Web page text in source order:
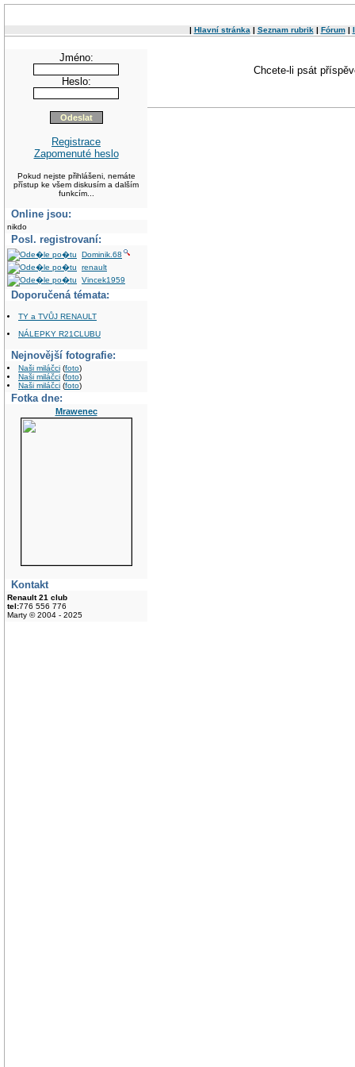
| Hlavní stránka | Seznam rubrik | Fórum|
Jméno:
Heslo:
Registrace
Zapomenuté heslo
Pokud nejste přihlášeni, nemáte
přístup ke všem diskusím a dalším
funkcím...
Online jsou:
nikdo
Posl. registrovaní:
Dominik.68
renault
Vincek1959
Doporučená témata:
TY a TVŮJ RENAULT
NÁLEPKY R21CLUBU
Nejnovější fotografie:
Naši miláčci (foto)
Naši miláčci (foto)
Naši miláčci (foto)
Fotka dne:
Mrawenec
Kontakt
Renault 21 club
tel:776 556 776
Marty © 2004 - 2025
Chcete-li psát